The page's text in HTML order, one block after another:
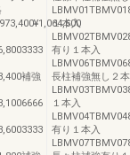
補強
１本入
有り１本入
長柱補強無し２
１本入
有り１本入